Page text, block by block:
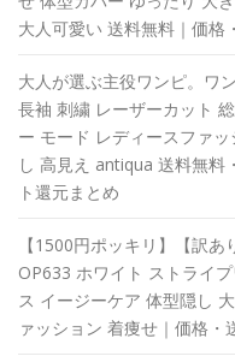
大人可愛い 送料無料｜価格
大人が選ぶ主役ワンピ。ワ
長袖 刺繍 レーザーカット
ー モード レディースファ
し 高見え antiqua 送料無料
ト還元まとめ
【1500円ポッキリ】【訳
OP633 ホワイト ストライ
ス イージーケア 体型隠し
ァッション 着痩せ｜価格・